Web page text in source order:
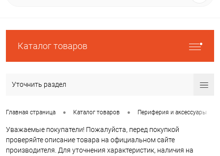
Каталог товаров
Уточнить раздел
Главная страница • Каталог товаров • Периферия и аксессуары
Уважаемые покупатели! Пожалуйста, перед покупкой
проверяйте описание товара на официальном сайте
производителя. Для уточнения характеристик, наличия на